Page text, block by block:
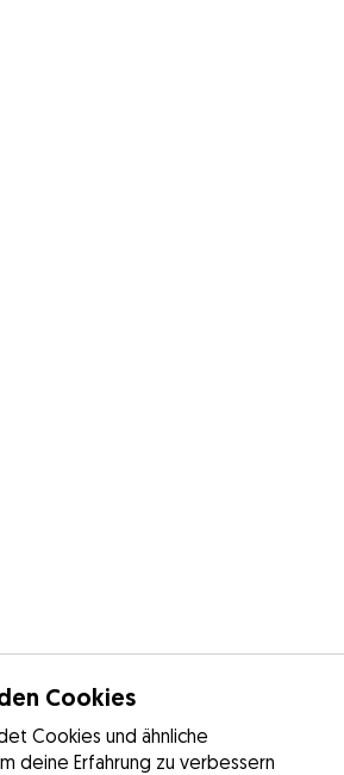
Cookies
Cookies und ähnliche
deine Erfahrung zu verbessern